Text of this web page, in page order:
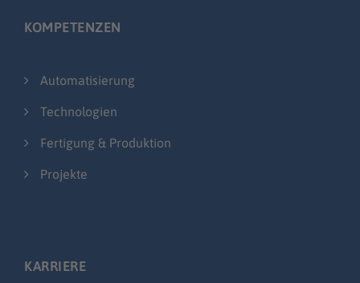
KOMPETENZEN
Automatisierung
Technologien
Fertigung & Produktion
Projekte
KARRIERE